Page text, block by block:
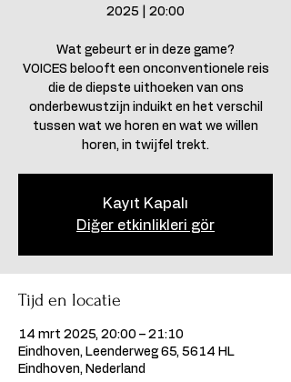
2025 | 20:00
Wat gebeurt er in deze game?
VOICES belooft een onconventionele reis
die de diepste uithoeken van ons
onderbewustzijn induikt en het verschil
tussen wat we horen en wat we willen
horen, in twijfel trekt.
Kayıt Kapalı
Diğer etkinlikleri gör
Tijd en locatie
14 mrt 2025, 20:00 – 21:10
Eindhoven, Leenderweg 65, 5614 HL
Eindhoven, Nederland